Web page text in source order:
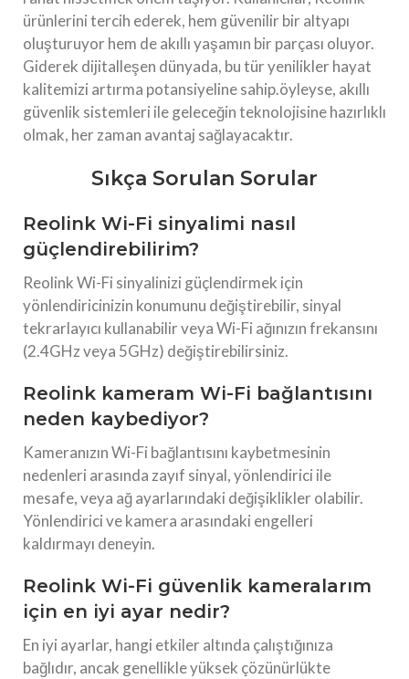
ürünlerini tercih ederek, hem güvenilir bir altyapı
oluşturuyor hem de akıllı yaşamın bir parçası oluyor.
Giderek dijitalleşen dünyada, bu tür yenilikler hayat
kalitemizi artırma potansiyeline sahip.öyleyse, akıllı
güvenlik sistemleri ile geleceğin teknolojisine hazırlıklı
olmak, her zaman avantaj sağlayacaktır.
Sıkça Sorulan Sorular
Reolink Wi-Fi sinyalimi nasıl
güçlendirebilirim?
Reolink Wi-Fi sinyalinizi güçlendirmek için
yönlendiricinizin konumunu değiştirebilir, sinyal
tekrarlayıcı kullanabilir veya Wi-Fi ağınızın frekansını
(2.4GHz veya 5GHz) değiştirebilirsiniz.
Reolink kameram Wi-Fi bağlantısını
neden kaybediyor?
Kameranızın Wi-Fi bağlantısını kaybetmesinin
nedenleri arasında zayıf sinyal, yönlendirici ile
mesafe, veya ağ ayarlarındaki değişiklikler olabilir.
Yönlendirici ve kamera arasındaki engelleri
kaldırmayı deneyin.
Reolink Wi-Fi güvenlik kameralarım
için en iyi ayar nedir?
En iyi ayarlar, hangi etkiler altında çalıştığınıza
bağlıdır, ancak genellikle yüksek çözünürlükte